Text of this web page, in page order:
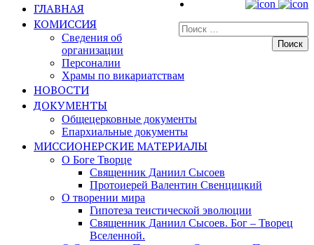
Искать:
ГЛАВНАЯ
КОМИССИЯ
Сведения об
организации
Персоналии
Храмы по викариатствам
НОВОСТИ
ДОКУМЕНТЫ
Общецерковные документы
Епархиальные документы
МИССИОНЕРСКИЕ МАТЕРИАЛЫ
О Боге Творце
Священник Даниил Сысоев
Протоиерей Валентин Свенцицкий
О творении мира
Гипотеза теистической эволюции
Священник Даниил Сысоев. Бог – Творец
Вселенной.